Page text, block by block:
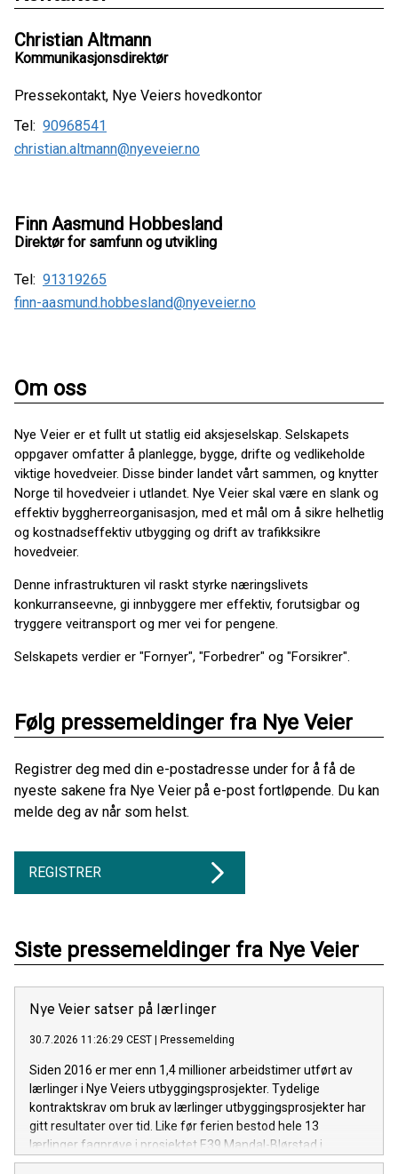
Christian Altmann
Kommunikasjonsdirektør
Pressekontakt, Nye Veiers hovedkontor
Tel: 90968541
christian.altmann@nyeveier.no
Finn Aasmund Hobbesland
Direktør for samfunn og utvikling
Tel: 91319265
finn-aasmund.hobbesland@nyeveier.no
Om oss
Nye Veier er et fullt ut statlig eid aksjeselskap. Selskapets
oppgaver omfatter å planlegge, bygge, drifte og vedlikeholde
viktige hovedveier. Disse binder landet vårt sammen, og knytter
Norge til hovedveier i utlandet. Nye Veier skal være en slank og
effektiv byggherreorganisasjon, med et mål om å sikre helhetlig
og kostnadseffektiv utbygging og drift av trafikksikre
hovedveier.
Denne infrastrukturen vil raskt styrke næringslivets
konkurranseevne, gi innbyggere mer effektiv, forutsigbar og
tryggere veitransport og mer vei for pengene.
Selskapets verdier er "Fornyer", "Forbedrer" og "Forsikrer".
Følg pressemeldinger fra Nye Veier
Registrer deg med din e-postadresse under for å få de
nyeste sakene fra Nye Veier på e-post fortløpende. Du kan
melde deg av når som helst.
REGISTRER
Siste pressemeldinger fra Nye Veier
Nye Veier satser på lærlinger
30.7.2026 11:26:29 CEST Pressemelding
Siden 2016 er mer enn 1,4 millioner arbeidstimer utført av
lærlinger i Nye Veiers utbyggingsprosjekter. Tydelige
kontraktskrav om bruk av lærlinger utbyggingsprosjekter har
gitt resultater over tid. Like før ferien bestod hele 13
lærlinger fagprøve i prosjektet E39 Mandal-Blørstad i
Lindesnes, Agder.